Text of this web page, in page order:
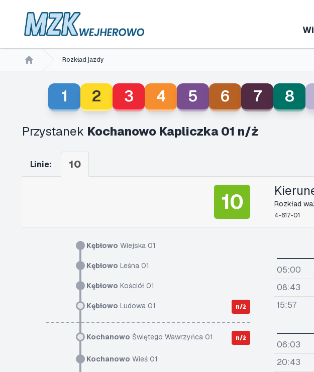
Rozkład jazdy
1 2 3 4 5 6 7 8
Przystanek Kochanowo Kapliczka 01 n/ż
Linie: 10
10 Rozkład
4-617-01
Kębłowo Wiejska 01
Kębłowo Leśna 01
Kębłowo Kościół 01
Kębłowo Ludowa 01 n/ż
Kochanowo Świętego Wawrzyńca 01 n/ż
Kochanowo Wieś 01
05:00
08:43
15:57
06:03
20:43